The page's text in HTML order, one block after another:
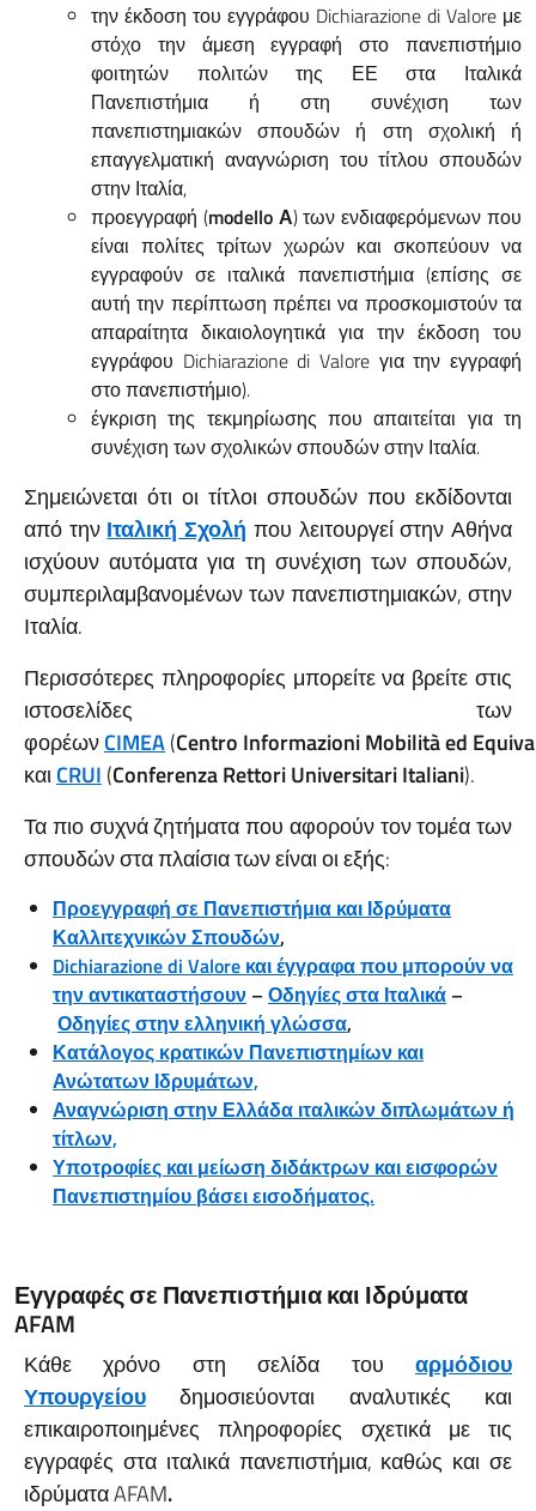
την έκδοση του εγγράφου Dichiarazione di Valore με
στόχο την άμεση εγγραφή στο πανεπιστήμιο
φοιτητών πολιτών της ΕΕ στα Ιταλικά
Πανεπιστήμια ή στη συνέχιση των
πανεπιστημιακών σπουδών ή στη σχολική ή
επαγγελματική αναγνώριση του τίτλου σπουδών
στην Ιταλία,
προεγγραφή (modello Α) των ενδιαφερόμενων που
είναι πολίτες τρίτων χωρών και σκοπεύουν να
εγγραφούν σε ιταλικά πανεπιστήμια (επίσης σε
αυτή την περίπτωση πρέπει να προσκομιστούν τα
απαραίτητα δικαιολογητικά για την έκδοση του
εγγράφου Dichiarazione di Valore για την εγγραφή
στο πανεπιστήμιο).
έγκριση της τεκμηρίωσης που απαιτείται για τη
συνέχιση των σχολικών σπουδών στην Ιταλία.
Σημειώνεται ότι οι τίτλοι σπουδών που εκδίδονται
από την Ιταλική Σχολή που λειτουργεί στην Αθήνα
ισχύουν αυτόματα για τη συνέχιση των σπουδών,
συμπεριλαμβανομένων των πανεπιστημιακών, στην
Ιταλία.
Περισσότερες πληροφορίες μπορείτε να βρείτε στις
ιστοσελίδες των
φορέωνCIMEA(Centro InformazioniMobilitàed
καιCRUI (ConferenzaRettoriUniversitariItaliani).
Τα πιο συχνά ζητήματα που αφορούν τον τομέα των
σπουδών στα πλαίσια των είναι οι εξής:
Προεγγραφή σε Πανεπιστήμια και Ιδρύματα
Καλλιτεχνικών Σπουδών,
Dichiarazione di Valore και έγγραφα που μπορούν να
την αντικαταστήσουν – Οδηγίες στα Ιταλικά –
Οδηγίες στην ελληνική γλώσσα,
Κατάλογος κρατικών Πανεπιστημίων και
Ανώτατων Ιδρυμάτων,
Αναγνώριση στην Ελλάδα ιταλικών διπλωμάτων ή
τίτλων,
Υποτροφίες και μείωση διδάκτρων και εισφορών
Πανεπιστημίου βάσει εισοδήματος.
Εγγραφές σε Πανεπιστήμια και Ιδρύματα
AFAM
Κάθε χρόνο στη σελίδα του αρμόδιου
Υπουργείου δημοσιεύονται αναλυτικές και
επικαιροποιημένες πληροφορίες σχετικά με τις
εγγραφές στα ιταλικά πανεπιστήμια, καθώς και σε
ιδρύματα AFAM.